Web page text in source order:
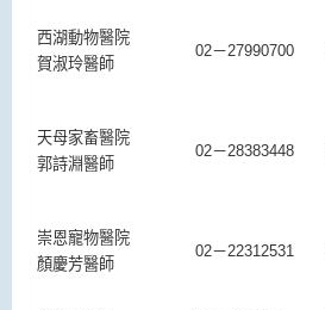
西湖動物醫院
賀淑玲醫師
02－27990700
天母家畜醫院
郭詩淵醫師
02－28383448
崇恩寵物醫院
顏慶芳醫師
02－22312531